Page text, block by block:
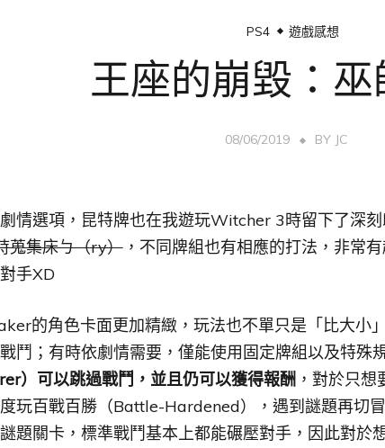
PS4 遊戲感想
王座的崩毀：巫
08/06/2019 BY JC
情選項，昆特牌也在我遊玩Witcher 3時留下了深
蒐集床ㄅ（ry），不同牌組也有相應的打法，非常
手XD
的角色卡面更加精緻，玩法也不單只是「比大小
鬥；有時依劇情需要，僅能使用固定牌組以及特殊
）可以跳過戰鬥，並且仍可以獲得報酬 ，對於只
玩百戰百勝（Battle-Hardened），遇到謎題再切
題關卡，標準戰鬥基本上都能碾壓對手，因此對於